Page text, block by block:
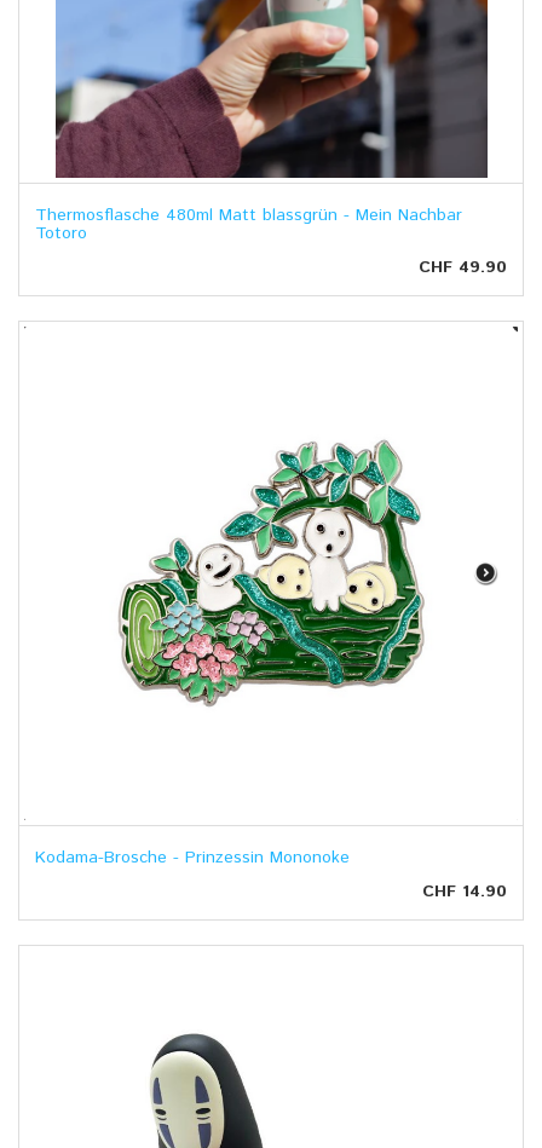
Thermosflasche 480ml Matt blassgrün - Mein Nachbar
Totoro
CHF 49.90
Kodama-Brosche - Prinzessin Mononoke
CHF 14.90